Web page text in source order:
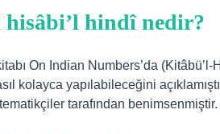
hindî nedir?
On Indian Numbers’da
kolayca yapılabileceğini
tarafından benimsenmiştir.